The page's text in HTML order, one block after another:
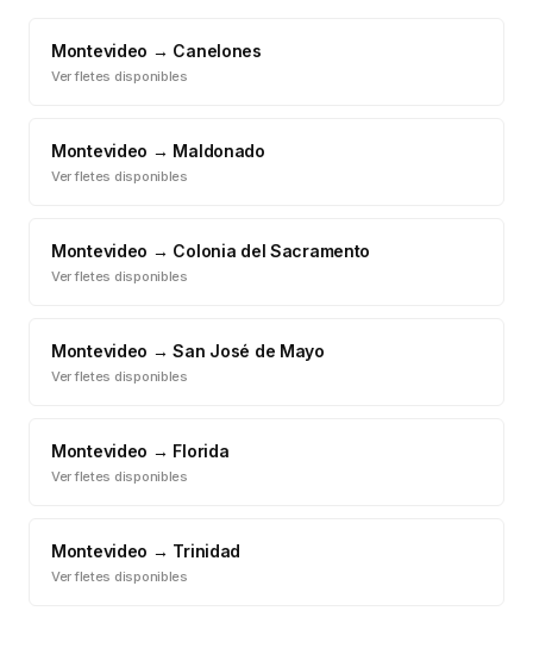
Montevideo → Canelones
Ver fletes disponibles
Montevideo → Maldonado
Ver fletes disponibles
Montevideo → Colonia del Sacramento
Ver fletes disponibles
Montevideo →San José de Mayo
Ver fletes disponibles
Montevideo → Florida
Ver fletes disponibles
Montevideo → Trinidad
Ver fletes disponibles